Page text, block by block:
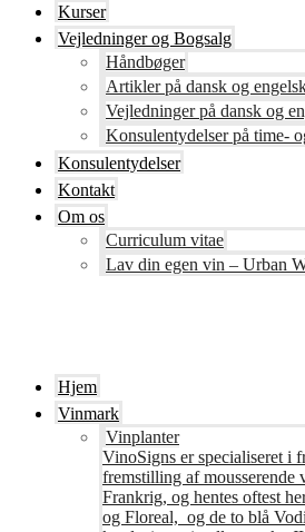
Kurser
Vejledninger og Bogsalg
Håndbøger
Artikler på dansk og
Vejledninger på dansk og
Konsulentydelser på time-
Konsulentydelser
Kontakt
Om os
Curriculum vitae
Lav din egen vin – Urban
Hjem
Vinmark
Vinplanter
VinoSigns er specialiseret i
fremstilling af
Frankrig, og hentes oftest
og Floreal, og de to blå